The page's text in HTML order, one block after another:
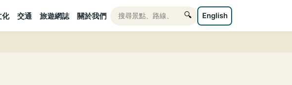
化 交通 旅遊網誌 關於我們 🔍 English